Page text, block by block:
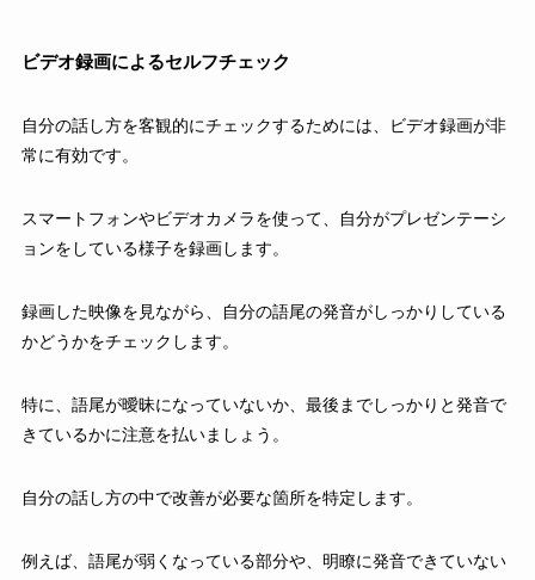
ビデオ録画によるセルフチェック
自分の話し方を客観的にチェックするためには、ビデオ録画が非
常に有効です。
スマートフォンやビデオカメラを使って、自分がプレゼンテーシ
ョンをしている様子を録画します。
録画した映像を見ながら、自分の語尾の発音がしっかりしている
かどうかをチェックします。
特に、語尾が曖昧になっていないか、最後までしっかりと発音で
きているかに注意を払いましょう。
自分の話し方の中で改善が必要な箇所を特定します。
例えば、語尾が弱くなっている部分や、明瞭に発音できていない